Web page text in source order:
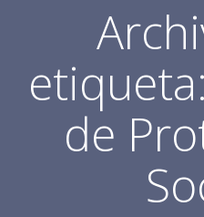
EJES
etiqueta:
de